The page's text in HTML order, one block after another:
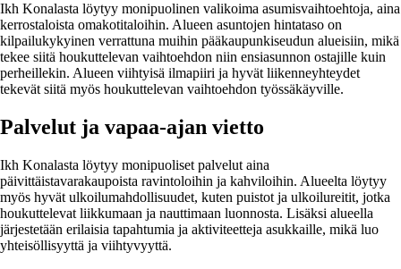
Ikh Konalasta löytyy monipuolinen valikoima asumisvaihtoehtoja, aina
kerrostaloista omakotitaloihin. Alueen asuntojen hintataso on
kilpailukykyinen verrattuna muihin pääkaupunkiseudun alueisiin, mikä
tekee siitä houkuttelevan vaihtoehdon niin ensiasunnon ostajille kuin
perheillekin. Alueen viihtyisä ilmapiiri ja hyvät liikenneyhteydet
tekevät siitä myös houkuttelevan vaihtoehdon työssäkäyville.
Palvelut ja vapaa-ajan vietto
Ikh Konalasta löytyy monipuoliset palvelut aina
päivittäistavarakaupoista ravintoloihin ja kahviloihin. Alueelta löytyy
myös hyvät ulkoilumahdollisuudet, kuten puistot ja ulkoilureitit, jotka
houkuttelevat liikkumaan ja nauttimaan luonnosta. Lisäksi alueella
järjestetään erilaisia tapahtumia ja aktiviteetteja asukkaille, mikä luo
yhteisöllisyyttä ja viihtyvyyttä.